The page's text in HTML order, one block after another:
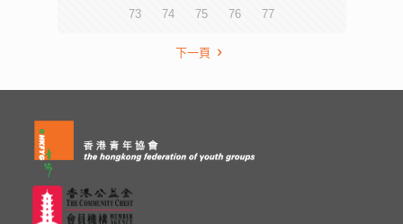
73 74 75 76 77
下一頁